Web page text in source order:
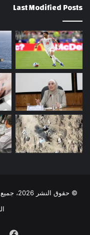
Last Modified Posts
© حقوق النشر 2026، جميع الحقوق محفوظة | أُردُني - مِصداقِيةُ الخَبَر